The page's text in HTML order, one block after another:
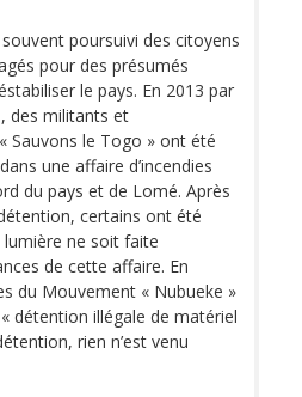
poursuivi des citoyens
pour des présumés
le pays. En 2013 par
des militants et
Sauvons le Togo » ont été
une affaire d’incendies
du pays et de Lomé. Après
certains ont été
lumière ne soit faite
de cette affaire. En
du Mouvement « Nubueke »
détention illégale de matériel
rien n’est venu